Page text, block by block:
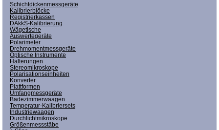
Schichtdickenmessgeräte
Kalibrierblöcke
Registrierkassen
DAkkS-Kalibrierung
Wägetische
Auswertegeräte
Polarimeter
Drehmomentmessgeräte
Optische Instrumente
Halterungen
Stereomikroskope
Polarisationseinheiten
Konverter
Plattformen
Umfangmessgeräte
Badezimmerwaagen
Temperatur-Kalibriersets
Industriewaagen
Durchlichtmikroskope
Größenmessstäbe